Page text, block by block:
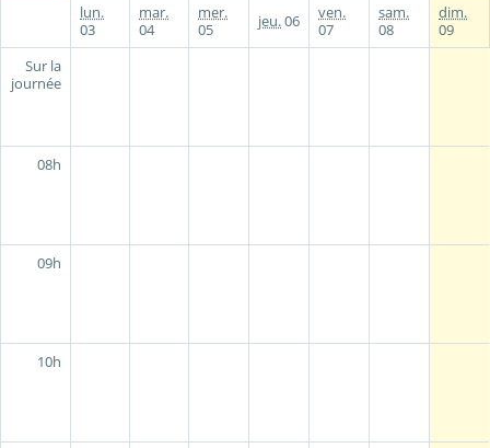
lun.
03
mar.
04
mer.
05
jeu.06
ven.
07
sam.
08
dim.
09
Sur la
journée
08h
09h
10h